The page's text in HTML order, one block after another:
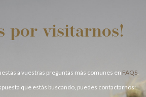
por visitarnos!
a vuestras preguntas más comunes en FAQS.
que estás buscando, puedes contactarnos: